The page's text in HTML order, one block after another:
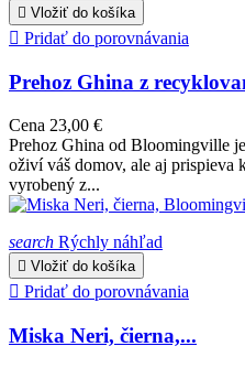
 Vložiť do košíka
 Pridať do porovnávania
Prehoz Ghina z
Cena 23,00 €
Prehoz Ghina od Bloomingville
oživí váš domov, ale aj prispieva
vyrobený z...
search Rýchly náhľad
 Vložiť do košíka
 Pridať do porovnávania
Miska Neri, čierna,...